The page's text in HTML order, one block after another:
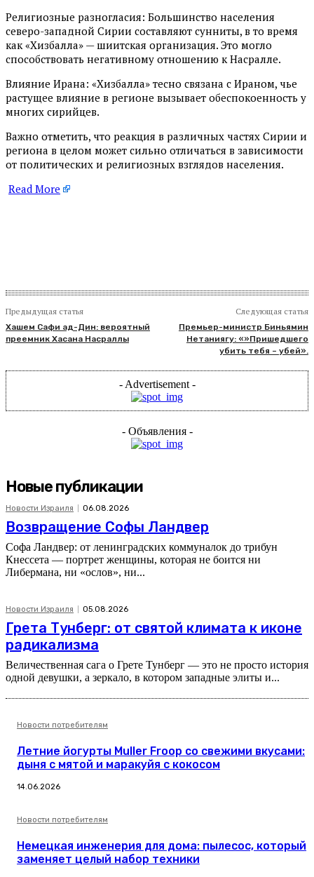
Религиозные разногласия: Большинство населения
северо-западной Сирии составляют сунниты, в то время
как «Хизбалла» — шиитская организация. Это могло
способствовать негативному отношению к Насралле.
Влияние Ирана: «Хизбалла» тесно связана с Ираном, чье
растущее влияние в регионе вызывает обеспокоенность у
многих сирийцев.
Важно отметить, что реакция в различных частях Сирии и
региона в целом может сильно отличаться в зависимости
от политических и религиозных взглядов населения.
Read More
Предыдущая статья
Хашем Сафи ад-Дин: вероятный
преемник Хасана Насраллы
Следующая статья
Премьер-министр Биньямин
Нетаниягу: «»Пришедшего
убить тебя – убей».
- Advertisement -
- Объявления -
Новые публикации
Новости Израиля 06.08.2026
Возвращение Софы Ландвер
Софа Ландвер: от ленинградских коммуналок до трибун
Кнессета — портрет женщины, которая не боится ни
Либермана, ни «ослов», ни...
Новости Израиля 05.08.2026
Грета Тунберг: от святой климата к иконе
радикализма
Величественная сага о Грете Тунберг — это не просто история
одной девушки, а зеркало, в котором западные элиты и...
Новости потребителям
Летние йогурты Muller Froop со свежими вкусами:
дыня с мятой и маракуйя с кокосом
14.06.2026
Новости потребителям
Немецкая инженерия для дома: пылесос, который
заменяет целый набор техники